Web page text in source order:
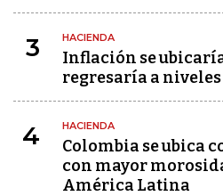
3 HACIENDA
Inflación se
regresaría a
4 HACIENDA
Colombia se ubica
con mayor
América Latina